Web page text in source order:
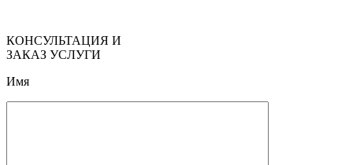
КОНСУЛЬТАЦИЯ И
ЗАКАЗ УСЛУГИ
Имя